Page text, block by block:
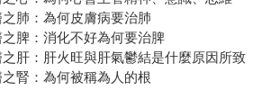
肺：為何皮膚病要治肺
脾：消化不好為何要治脾
肝：肝火旺與肝氣鬱結是什麼原因所致
腎：為何被稱為人的根